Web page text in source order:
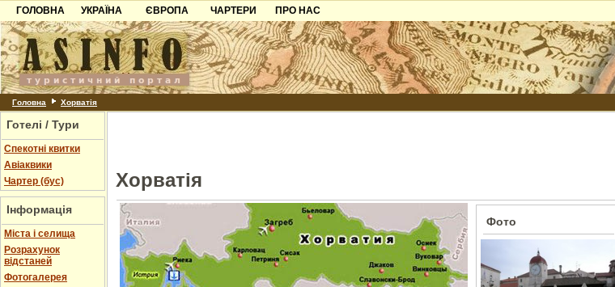
ГОЛОВНА
УКРАЇНА
Карпати
Азов
Причорноморря
Шацьк
ЄВРОПА
Чорногорія
Хорватія
Болгарія
ЧАРТЕРИ
ПРО НАС
Контакти
Партнерам
Додати готель
Головна Хорватія
Готелі / Тури
Спекотні квитки
Авіаквики
Чартер (бус)
Інформація
Міста і селища
Розрахунок
відстаней
Фотогалерея
Хорватія
Фото